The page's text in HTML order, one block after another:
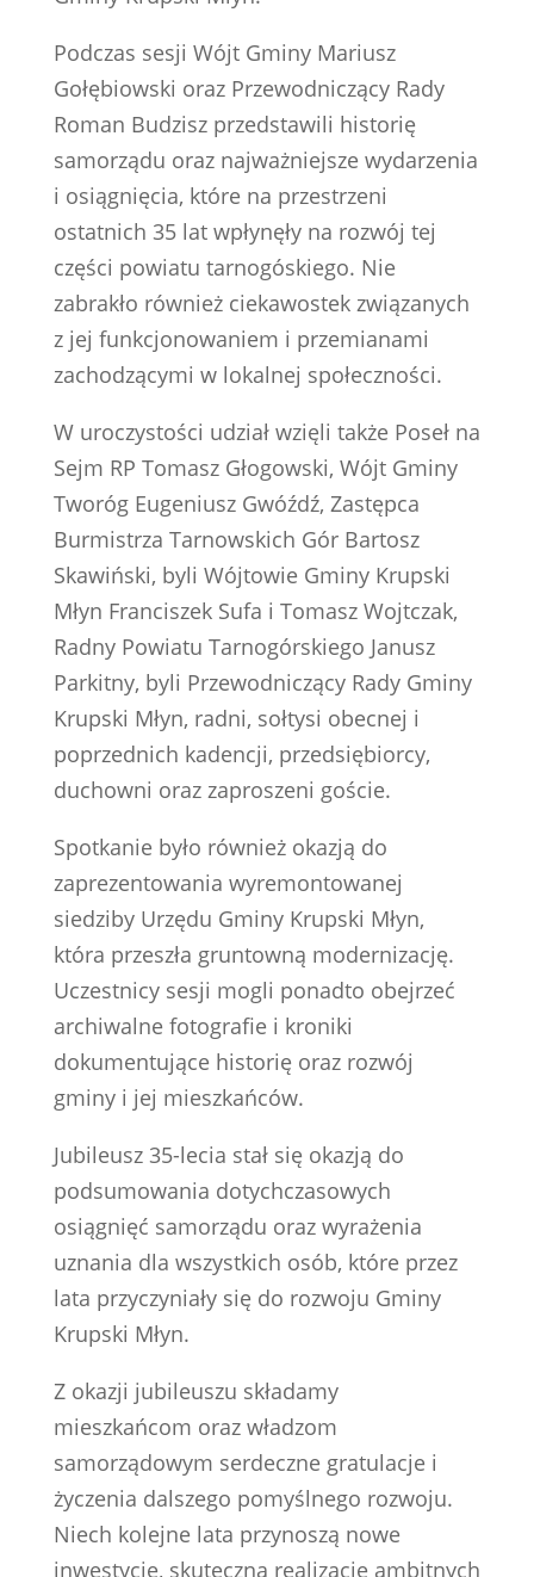
Podczas sesji Wójt Gminy Mariusz
Gołębiowski oraz Przewodniczący Rady
Roman Budzisz przedstawili historię
samorządu oraz najważniejsze wydarzenia
i osiągnięcia, które na przestrzeni
ostatnich 35 lat wpłynęły na rozwój tej
części powiatu tarnogóskiego. Nie
zabrakło również ciekawostek związanych
z jej funkcjonowaniem i przemianami
zachodzącymi w lokalnej społeczności.
W uroczystości udział wzięli także Poseł na
Sejm RP Tomasz Głogowski, Wójt Gminy
Tworóg Eugeniusz Gwóźdź, Zastępca
Burmistrza Tarnowskich Gór Bartosz
Skawiński, byli Wójtowie Gminy Krupski
Młyn Franciszek Sufa i Tomasz Wojtczak,
Radny Powiatu Tarnogórskiego Janusz
Parkitny, byli Przewodniczący Rady Gminy
Krupski Młyn, radni, sołtysi obecnej i
poprzednich kadencji, przedsiębiorcy,
duchowni oraz zaproszeni goście.
Spotkanie było również okazją do
zaprezentowania wyremontowanej
siedziby Urzędu Gminy Krupski Młyn,
która przeszła gruntowną modernizację.
Uczestnicy sesji mogli ponadto obejrzeć
archiwalne fotografie i kroniki
dokumentujące historię oraz rozwój
gminy i jej mieszkańców.
Jubileusz 35-lecia stał się okazją do
podsumowania dotychczasowych
osiągnięć samorządu oraz wyrażenia
uznania dla wszystkich osób, które przez
lata przyczyniały się do rozwoju Gminy
Krupski Młyn.
Z okazji jubileuszu składamy
mieszkańcom oraz władzom
samorządowym serdeczne gratulacje i
życzenia dalszego pomyślnego rozwoju.
Niech kolejne lata przynoszą nowe
inwestycje, skuteczną realizację ambitnych